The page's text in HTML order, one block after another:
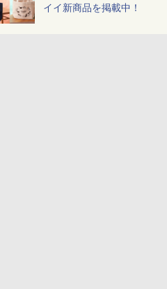
イイ新商品を掲載中！